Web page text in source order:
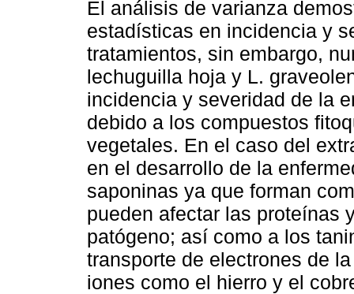
El análisis de varianza
estadísticas en incidencia y
tratamientos, sin embargo,
lechuguilla hoja y L.
incidencia y severidad de la
debido a los compuestos
vegetales. En el caso del
en el desarrollo de la
saponinas ya que forman
pueden afectar las proteínas
patógeno; así como a los
transporte de electrones de
iones como el hierro y el